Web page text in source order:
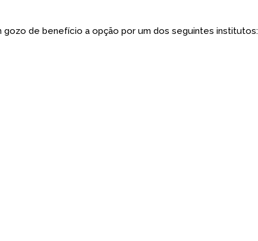
de benefício a opção por um dos seguintes institutos: